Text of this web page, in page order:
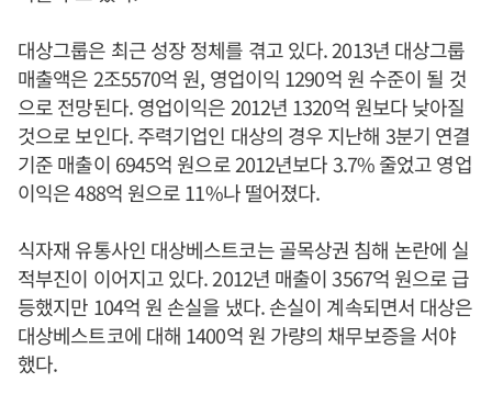
대상그룹은 최근 성장 정체를 겪고 있다. 2013년 대상그룹
매출액은 2조5570억 원, 영업이익 1290억 원 수준이 될 것
으로 전망된다. 영업이익은 2012년 1320억 원보다 낮아질
것으로 보인다. 주력기업인 대상의 경우 지난해 3분기 연결
기준 매출이 6945억 원으로 2012년보다 3.7% 줄었고 영업
이익은 488억 원으로 11%나 떨어졌다.
식자재 유통사인 대상베스트코는 골목상권 침해 논란에 실
적부진이 이어지고 있다. 2012년 매출이 3567억 원으로 급
등했지만 104억 원 손실을 냈다. 손실이 계속되면서 대상은
대상베스트코에 대해 1400억 원 가량의 채무보증을 서야
했다.